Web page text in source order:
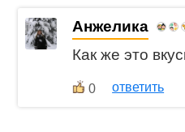
Анжелика
Как же это
0 ответить